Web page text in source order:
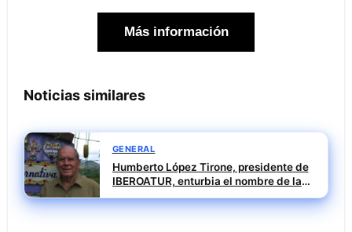
Más información
Noticias similares
GENERAL
Humberto López Tirone, presidente de
IBEROATUR, enturbia el nombre de la
institución con su pasado negro